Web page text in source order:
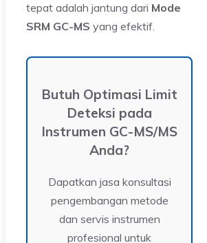
tepat adalah jantung dari Mode
SRM GC-MS yang efektif.
Butuh Optimasi Limit
Deteksi pada
Instrumen GC-MS/MS
Anda?
Dapatkan jasa konsultasi
pengembangan metode
dan servis instrumen
profesional untuk